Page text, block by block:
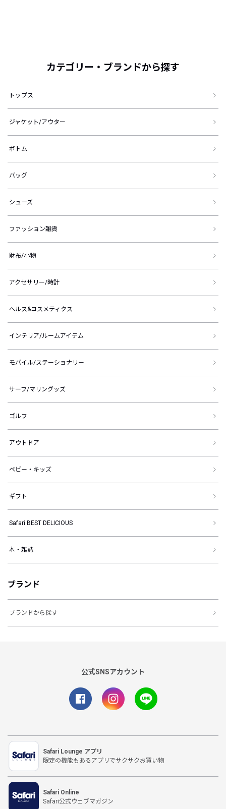
カテゴリー・ブランドから探す
トップス
ジャケット/アウター
ボトム
バッグ
シューズ
ファッション雑貨
財布/小物
アクセサリー/時計
ヘルス&コスメティクス
インテリア/ルームアイテム
モバイル/ステーショナリー
サーフ/マリングッズ
ゴルフ
アウトドア
ベビー・キッズ
ギフト
Safari BEST DELICIOUS
本・雑誌
ブランド
ブランドから探す
公式SNSアカウント
Safari Lounge アプリ
限定の機能もあるアプリでサクサクお買い物
Safari Online
Safari公式ウェブマガジン